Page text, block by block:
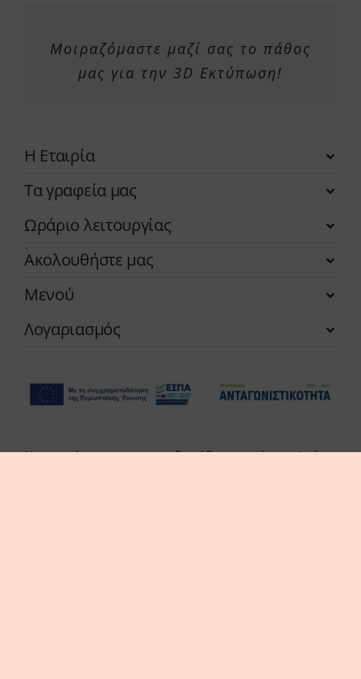
Μοιραζόμαστε μαζί σας το πάθος
μας για την 3D Εκτύπωση!
Η Εταιρία
Τα γραφεία μας
Ωράριο λειτουργίας
Ακολουθήστε μας
Μενού
Λογαριασμός
Η επιχείρηση χρηματοδοτήθηκε από τη Δράση